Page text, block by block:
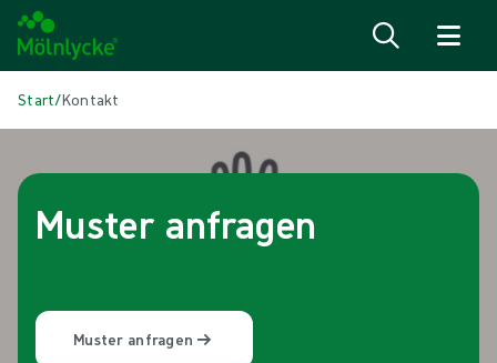
Start/Kontakt
Muster anfragen
Muster anfragen